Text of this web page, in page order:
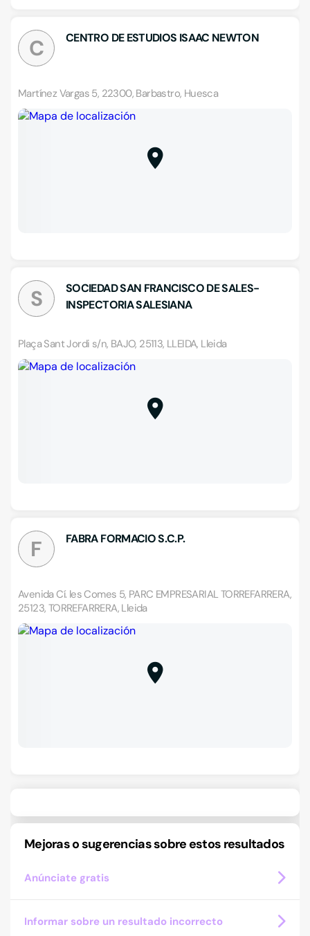
C CENTRO DE ESTUDIOS ISAAC NEWTON
Martínez Vargas 5, 22300, Barbastro, Huesca
S
SOCIEDAD SAN FRANCISCO DE SALES-
INSPECTORIA SALESIANA
Plaça Sant Jordi s/n, BAJO, 25113, LLEIDA, Lleida
F FABRA FORMACIO S.C.P.
Avenida Cí. les Comes 5, PARC EMPRESARIAL TORREFARRERA,
25123, TORREFARRERA, Lleida
Mejoras o sugerencias sobre estos resultados
Anúnciate gratis
Informar sobre un resultado incorrecto